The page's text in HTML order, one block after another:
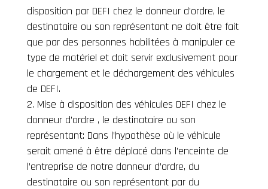
disposition par DEFI chez le donneur d’ordre, le
destinataire ou son représentant ne doit être fait
que par des personnes habilitées à manipuler ce
type de matériel et doit servir exclusivement pour
le chargement et le déchargement des véhicules
de DEFI.
Mise à disposition des véhicules DEFI chez le
donneur d’ordre , le destinataire ou son
représentant: Dans l’hypothèse où le véhicule
serait amené à être déplacé dans l’enceinte de
l’entreprise de notre donneur d’ordre, du
destinataire ou son représentant par du